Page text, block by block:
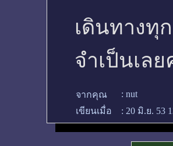
เดินทางทุ
จำเป็นเลย
จากคุณ : nut
เขียนเมื่อ
: 20 มิ.ย. 53